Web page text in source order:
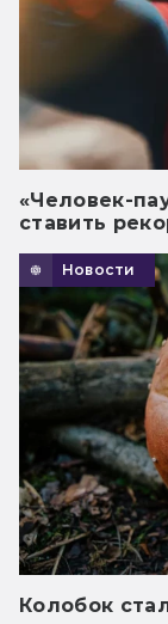
«Человек-
ставить
Новости
Колобок